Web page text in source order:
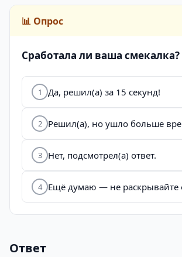
📊 Опрос
Сработала ли ваша смекалка?
1 Да, решил(а) за 15 секунд!
2 Решил(а), но ушло больше
3 Нет, подсмотрел(а) ответ.
4 Ещё думаю — не раскрывайте
Ответ